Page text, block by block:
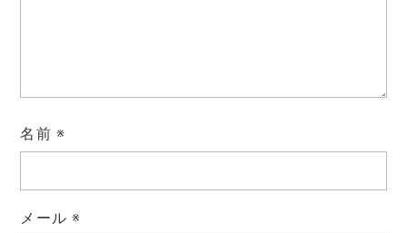
名前 ※
メール ※